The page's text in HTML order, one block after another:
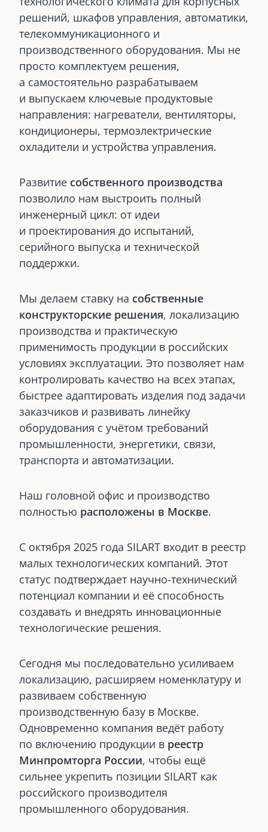
решений, шкафов управления, автоматики,
телекоммуникационного и
производственного оборудования. Мы не
просто комплектуем решения,
а самостоятельно разрабатываем
и выпускаем ключевые продуктовые
направления: нагреватели, вентиляторы,
кондиционеры, термоэлектрические
охладители и устройства управления.
Развитие собственного производства
позволило нам выстроить полный
инженерный цикл: от идеи
и проектирования до испытаний,
серийного выпуска и технической
поддержки.
Мы делаем ставку на собственные
конструкторские решения, локализацию
производства и практическую
применимость продукции в российских
условиях эксплуатации. Это позволяет нам
контролировать качество на всех этапах,
быстрее адаптировать изделия под задачи
заказчиков и развивать линейку
оборудования с учётом требований
промышленности, энергетики, связи,
транспорта и автоматизации.
Наш головной офис и производство
полностью расположены в Москве.
С октября 2025 года SILART входит в реестр
малых технологических компаний. Этот
статус подтверждает научно-технический
потенциал компании и её способность
создавать и внедрять инновационные
технологические решения.
Сегодня мы последовательно усиливаем
локализацию, расширяем номенклатуру и
развиваем собственную
производственную базу в Москве.
Одновременно компания ведёт работу
по включению продукции в реестр
Минпромторга России, чтобы ещё
сильнее укрепить позиции SILART как
российского производителя
промышленного оборудования.